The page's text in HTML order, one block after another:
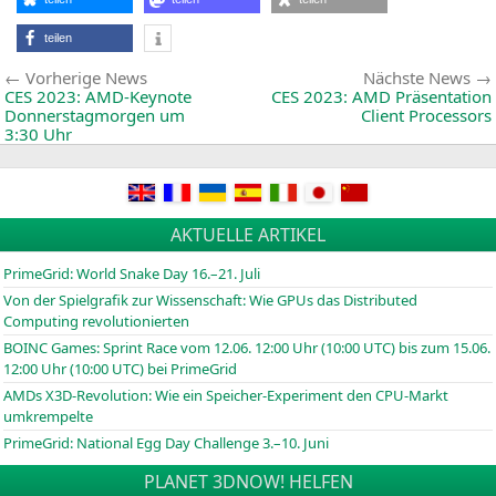
teilen
Beitragsnavigation
Vorherige NewsVorherige
News:
CES 2023: AMD-Keynote
Donnerstagmorgen um
3:30 Uhr
Nächste News
CES 2023: AMD Präsentation
Client Processors
AKTUELLE ARTIKEL
PrimeGrid: World Snake Day 16.–21. Juli
Von der Spielgrafik zur Wissenschaft: Wie GPUs das Distributed
Computing revolutionierten
BOINCGames: Sprint Race vom 12.06. 12:00 Uhr (10:00 UTC) bis zum 15.06.
12:00 Uhr (10:00 UTC) bei PrimeGrid
AMDs X3D-Revolution: Wie ein Speicher-Experiment den CPU-Markt
umkrempelte
PrimeGrid: National Egg Day Challenge 3.–10. Juni
PLANET 3DNOW! HELFEN